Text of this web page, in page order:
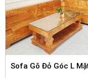
Sofa Gõ Đỏ Góc L